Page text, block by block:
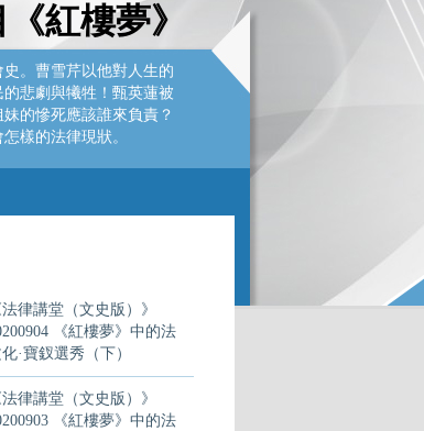
紅樓夢》
。曹雪芹以他對人生的
悲劇與犧牲！甄英蓮被
的慘死應該誰來負責？
樣的法律現狀。
法律講堂（文史版）》
《紅樓夢》中的法
·寶釵選秀（下）
法律講堂（文史版）》
《紅樓夢》中的法